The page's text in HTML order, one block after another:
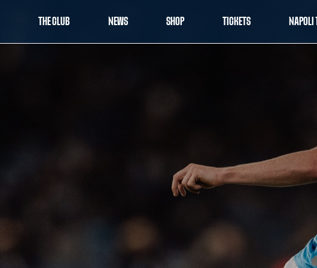
THE CLUB NEWS SHOP TICKETS NAPOLI